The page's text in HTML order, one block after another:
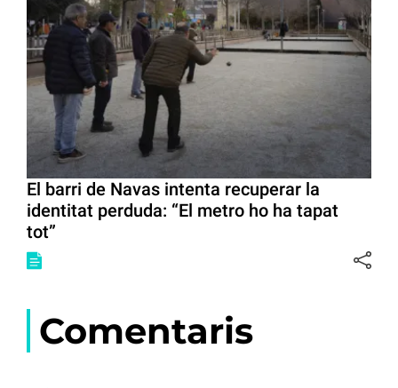
El barri de Navas intenta recuperar la
identitat perduda: “El metro ho ha tapat
tot”
Comentaris